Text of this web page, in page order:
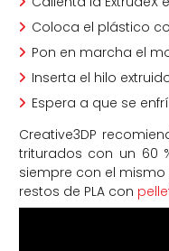
Coloca el plástico
Pon en marcha el
Inserta el hilo
Espera a que se
Creative3DP
triturados con un 60
siempre con el
restos de PLA con